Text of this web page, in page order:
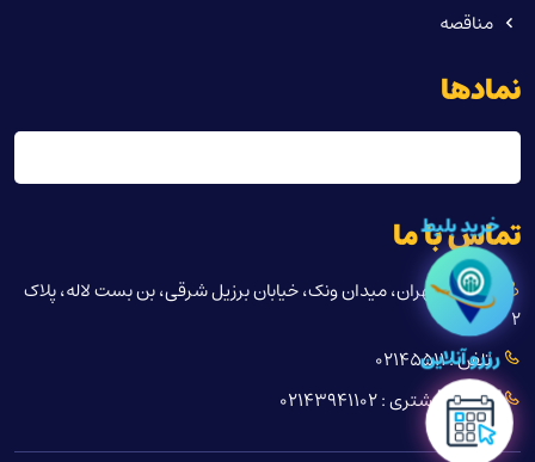
مناقصه
نمادها
تماس با ما
آدرس : تهران، میدان ونک، خیابان برزیل شرقی، بن بست لاله، پلاک
۲
تلفن : 02145511
صدای مشتری : 02143941102
خرید بلیط
رزرو آنلاین